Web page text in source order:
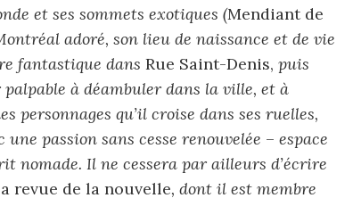
et ses sommets exotiques (Mendiant de
adoré, son lieu de naissance et de vie
fantastique dans Rue Saint-Denis, puis
à déambuler dans la ville, et à
personnages qu’il croise dans ses ruelles,
une passion sans cesse renouvelée – espace
nomade. Il ne cessera par ailleurs d’écrire
revue de la nouvelle, dont il est membre